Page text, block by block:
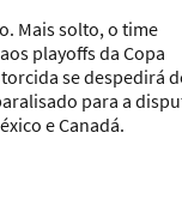
Mais solto, o time
playoffs da Copa
se despedirá
para a
e Canadá.